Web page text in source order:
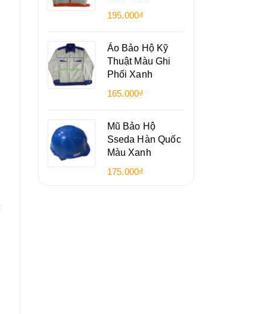
195.000₫
Áo Bảo Hộ Kỹ
Thuật Màu Ghi
Phối Xanh
165.000₫
Mũ Bảo Hộ
Sseda Hàn Quốc
Màu Xanh
175.000₫